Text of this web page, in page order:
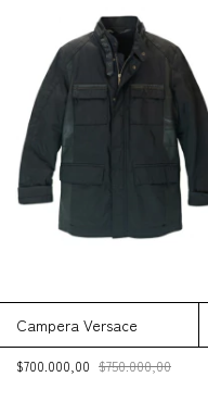
Campera Versace
$700.000,00 $750.000,00